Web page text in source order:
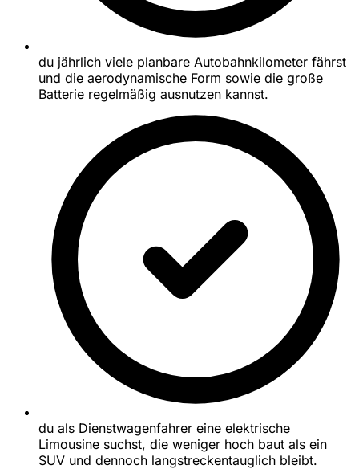
du jährlich viele planbare Autobahnkilometer fährst
und die aerodynamische Form sowie die große
Batterie regelmäßig ausnutzen kannst.
du als Dienstwagenfahrer eine elektrische
Limousine suchst, die weniger hoch baut als ein
SUV und dennoch langstreckentauglich bleibt.